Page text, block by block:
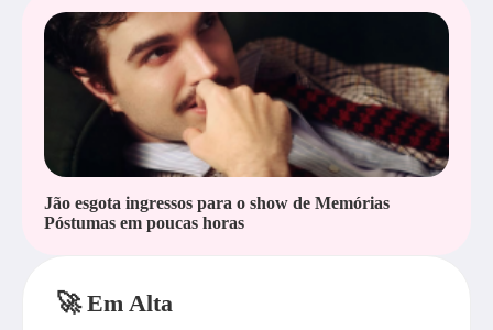
Jão esgota ingressos para o show de Memórias
Póstumas em poucas horas
🚀 Em Alta